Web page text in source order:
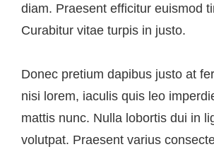
diam. Praesent efficitur euismod
Curabitur vitae turpis in justo.
Donec pretium dapibus justo at
nisi lorem, iaculis quis leo
mattis nunc. Nulla lobortis dui in
volutpat. Praesent varius